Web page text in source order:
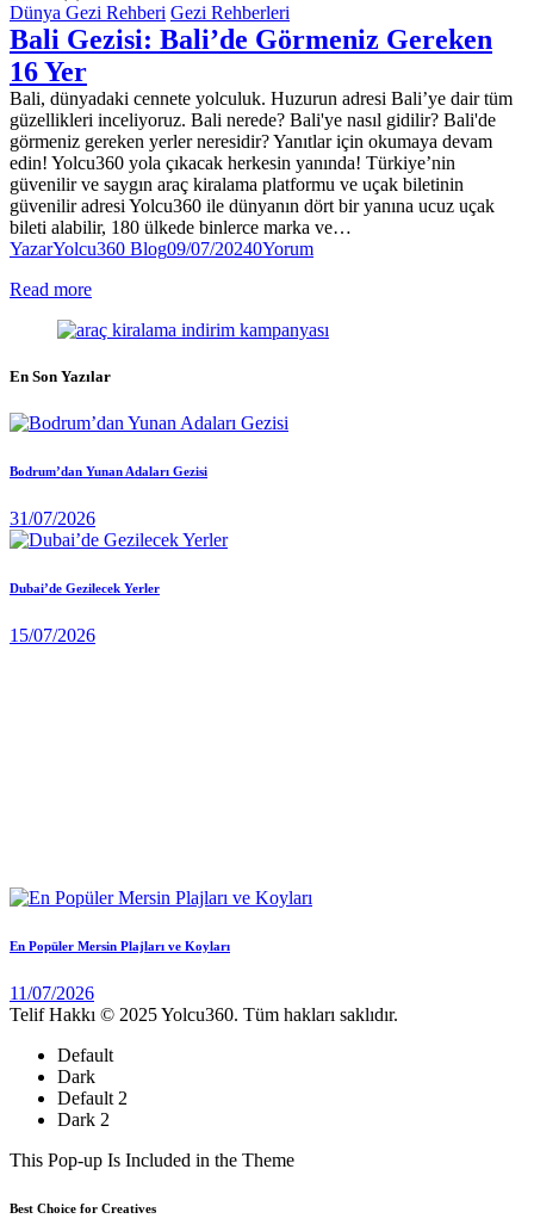
Dünya Gezi Rehberi Gezi Rehberleri
Bali Gezisi: Bali’de Görmeniz Gereken
16 Yer
Bali, dünyadaki cennete yolculuk. Huzurun adresi Bali’ye dair tüm
güzellikleri inceliyoruz. Bali nerede? Bali'ye nasıl gidilir? Bali'de
görmeniz gereken yerler neresidir? Yanıtlar için okumaya devam
edin! Yolcu360 yola çıkacak herkesin yanında! Türkiye’nin
güvenilir ve saygın araç kiralama platformu ve uçak biletinin
güvenilir adresi Yolcu360 ile dünyanın dört bir yanına ucuz uçak
bileti alabilir, 180 ülkede binlerce marka ve…
YazarYolcu360 Blog09/07/20240Yorum
Read more
En Son Yazılar
Bodrum’dan Yunan Adaları Gezisi
31/07/2026
Dubai’de Gezilecek Yerler
15/07/2026
En Popüler Mersin Plajları ve Koyları
11/07/2026
Telif Hakkı © 2025 Yolcu360. Tüm hakları saklıdır.
Default
Dark
Default 2
Dark 2
This Pop-up Is Included in the Theme
Best Choice for Creatives